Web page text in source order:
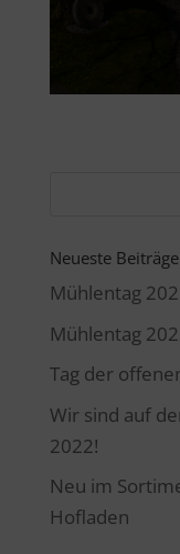
Neueste Beiträge
Mühlentag
Mühlentag
Tag der
Wir sind auf
2022!
Neu im
Hofladen